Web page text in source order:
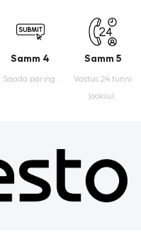
Samm 4
Saada päring.
Samm 5
Vastus 24 tunni
jooksul.